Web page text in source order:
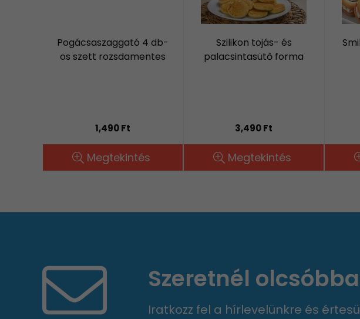
Pogácsaszaggató 4 db-
os szett rozsdamentes
1,490 Ft
Megtekintés
Szilikon tojás- és
palacsintasütő forma
3,490 Ft
Megtekintés
Szeretnél
Iratkozz fel a hírlevelünkre és